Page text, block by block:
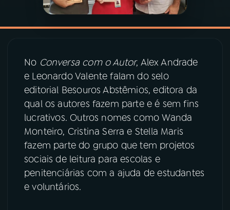
08 PRÊMIO RÁDIO MEC
ACOMPANHE A RÁDIO MEC
Instagram X
TikTok
No Conversa com o Autor, Alex Andrade
e Leonardo Valente falam do selo
editorial Besouros Abstêmios, editora da
qual os autores fazem parte e é sem fins
lucrativos. Outros nomes como Wanda
Monteiro, Cristina Serra e Stella Maris
fazem parte do grupo que tem projetos
sociais de leitura para escolas e
penitenciárias com a ajuda de estudantes
e voluntários.